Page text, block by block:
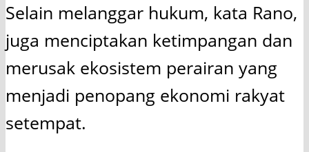
Selain melanggar hukum, kata Rano,
juga menciptakan ketimpangan dan
merusak ekosistem perairan yang
menjadi penopang ekonomi rakyat
setempat.